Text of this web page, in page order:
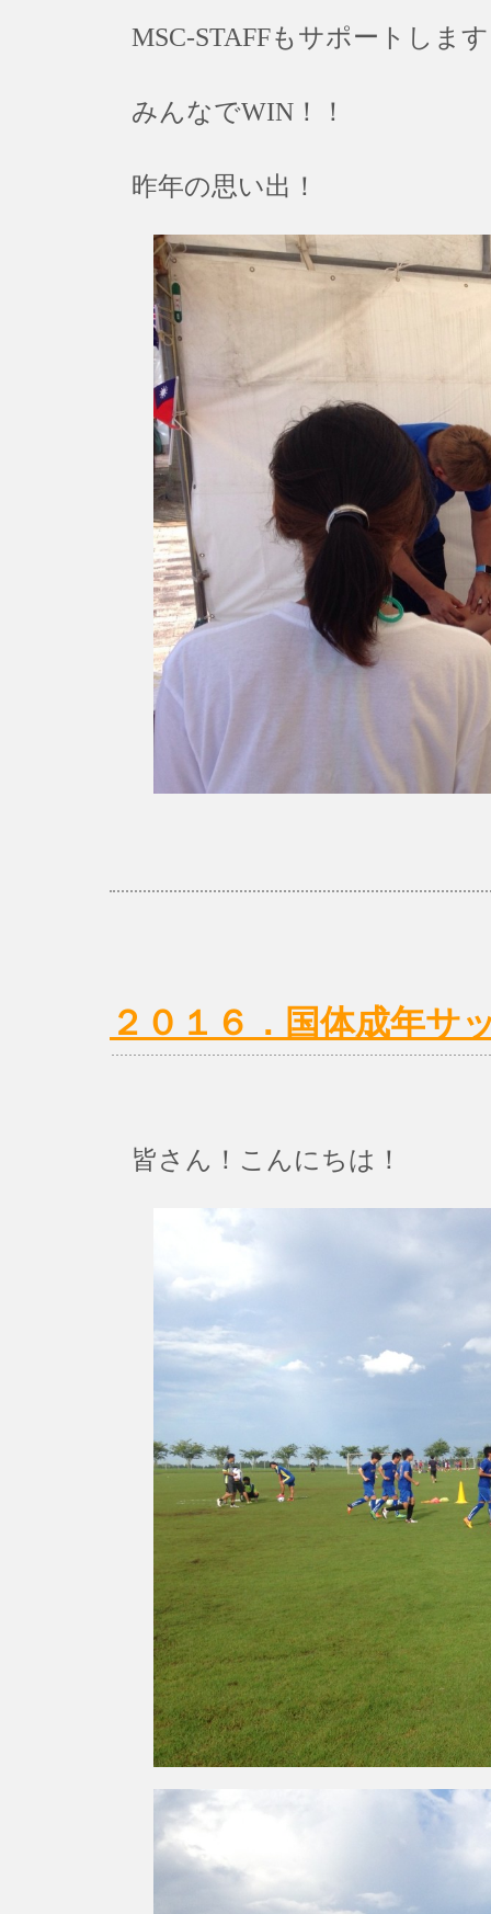
MSC-STAFFもサポートしま
みんなでWIN！！
昨年の思い出！
２０１６．国体成年サ
皆さん！こんにちは！